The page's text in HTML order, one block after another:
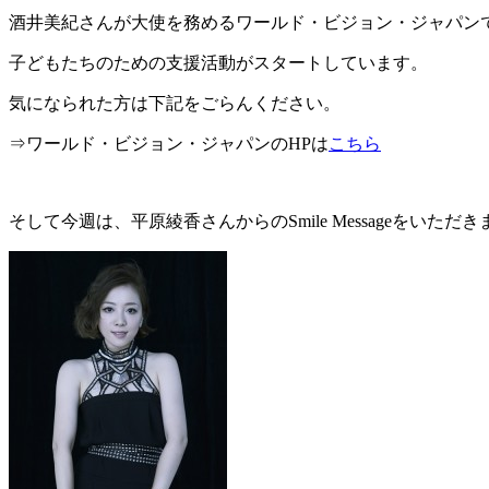
酒井美紀さんが大使を務めるワールド・ビジョン・ジャパン
子どもたちのための支援活動がスタートしています。
気になられた方は下記をごらんください。
⇒ワールド・ビジョン・ジャパンのHPはこちら
そして今週は、平原綾香さんからのSmile Messageをいただき